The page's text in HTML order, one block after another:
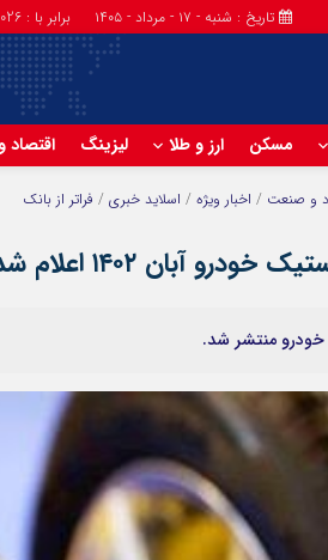
تاریخ : شنبه - ۱۷ - مرداد - ۱۴۰۵ برابر با : Saturday - 8 - August - 2026
مسکن ارز و طلا لیزینگ
و صنعت / اخبار ویژه / اسلاید خبری / فراتر از بانک
اعلام شد/ جزییات تغییر قیمت
منتشر شد.